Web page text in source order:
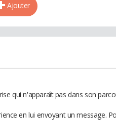
Ajouter
qui n'apparaît pas dans son
en lui envoyant un message.